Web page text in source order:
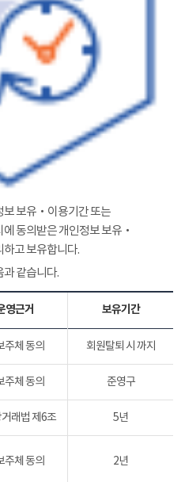
보 보유‧이용기간 또는
동의받은 개인정보 보유‧
하고 보유합니다.
같습니다.
영근거 보유기간
주체 동의 회원탈퇴 시 까지
주체 동의 준영구
래법 제6조 5년
주체 동의 2년